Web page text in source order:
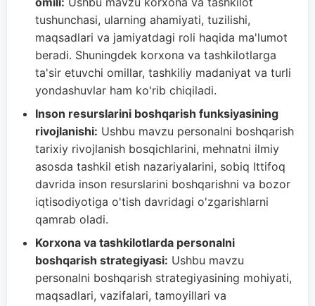
tushunchasi, ularning ahamiyati, tuzilishi,
maqsadlari va jamiyatdagi roli haqida ma'lumot
beradi. Shuningdek korxona va tashkilotlarga
ta'sir etuvchi omillar, tashkiliy madaniyat va turli
yondashuvlar ham ko'rib chiqiladi.
Inson resurslarini boshqarish funksiyasining
rivojlanishi: Ushbu mavzu personalni boshqarish
tarixiy rivojlanish bosqichlarini, mehnatni ilmiy
asosda tashkil etish nazariyalarini, sobiq Ittifoq
davrida inson resurslarini boshqarishni va bozor
iqtisodiyotiga o'tish davridagi o'zgarishlarni
qamrab oladi.
Korxona va tashkilotlarda personalni
boshqarish strategiyasi: Ushbu mavzu
personalni boshqarish strategiyasining mohiyati,
maqsadlari, vazifalari, tamoyillari va